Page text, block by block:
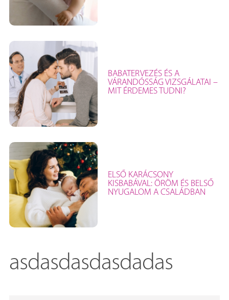
BABATERVEZÉS ÉS A
VÁRANDÓSSÁG VIZSGÁLATAI –
MIT ÉRDEMES TUDNI?
ELSŐ KARÁCSONY
KISBABÁVAL: ÖRÖM ÉS BELSŐ
NYUGALOM A CSALÁDBAN
asdasdasdasdadas